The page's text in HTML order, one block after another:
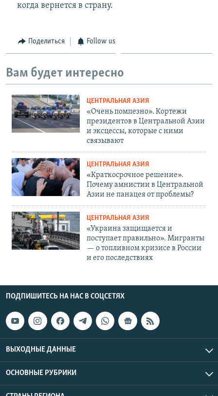
когда вернется в страну.
Поделиться Follow us
Вам будет интересно
ЦЕНТРАЛЬНАЯ АЗИЯ
«Очень помпезно». Кортежи
президентов в Центральной Азии
и эксцессы, которые с ними
связывают
ЦЕНТРАЛЬНАЯ АЗИЯ
«Краткосрочное решение».
Почему амнистии в Центральной
Азии не панацея от проблемы?
ЦЕНТРАЛЬНАЯ АЗИЯ
«Украина защищается и
поступает правильно». Мигранты
— о топливном кризисе в России
и его последствиях
ПОДПИШИТЕСЬ НА НАС В СОЦСЕТЯХ
ВЫХОДНЫЕ ДАННЫЕ
ОСНОВНЫЕ РУБРИКИ